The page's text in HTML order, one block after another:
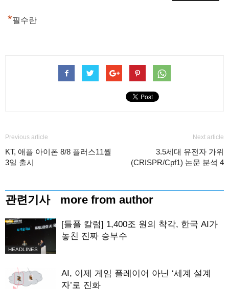
*필수란
Previous article
KT, 애플 아이폰 8/8 플러스11월
3일 출시
Next article
3.5세대 유전자 가위
(CRISPR/Cpf1) 논문 분석 4
관련기사 more from author
HEADLINES
[들풀 칼럼] 1,400조 원의 착각, 한국 AI가
놓친 진짜 승부수
AI, 이제 게임 플레이어 아닌 ‘세계 설계
자’로 진화